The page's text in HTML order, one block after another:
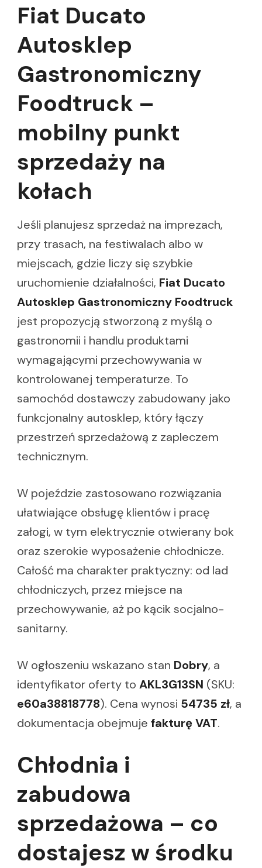
Fiat Ducato
Autosklep
Gastronomiczny
Foodtruck –
mobilny punkt
sprzedaży na
kołach
Jeśli planujesz sprzedaż na imprezach,
przy trasach, na festiwalach albo w
miejscach, gdzie liczy się szybkie
uruchomienie działalności, Fiat Ducato
Autosklep Gastronomiczny Foodtruck
jest propozycją stworzoną z myślą o
gastronomii i handlu produktami
wymagającymi przechowywania w
kontrolowanej temperaturze. To
samochód dostawczy zabudowany jako
funkcjonalny autosklep, który łączy
przestrzeń sprzedażową z zapleczem
technicznym.
W pojeździe zastosowano rozwiązania
ułatwiające obsługę klientów i pracę
załogi, w tym elektrycznie otwierany bok
oraz szerokie wyposażenie chłodnicze.
Całość ma charakter praktyczny: od lad
chłodniczych, przez miejsce na
przechowywanie, aż po kącik socjalno-
sanitarny.
W ogłoszeniu wskazano stan Dobry, a
identyfikator oferty to AKL3G13SN (SKU:
e60a38818778). Cena wynosi 54735 zł, a
dokumentacja obejmuje fakturę VAT.
Chłodnia i
zabudowa
sprzedażowa – co
dostajesz w środku